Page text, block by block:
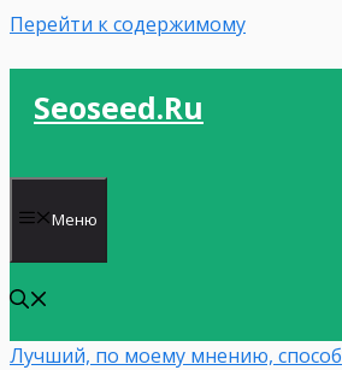
Перейти к содержимому
Seoseed.ru
Меню
Лучший, по моему мнению, способ